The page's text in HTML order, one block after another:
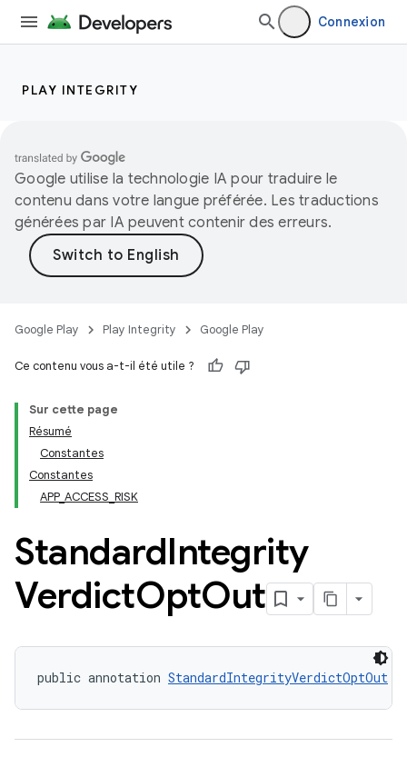
Connexion
PLAY INTEGRITY
Google utilise la technologie IA pour traduire le
contenu dans votre langue préférée. Les traductions
générées par IA peuvent contenir des erreurs.
Google Play Play Integrity Google Play
Ce contenu vous a-t-il été utile ?
Sur cette page
Résumé
Constantes
Constantes
APP_ACCESS_RISK
StandardIntegrity
VerdictOptOut
public annotation StandardIntegrityVerdictOptOut